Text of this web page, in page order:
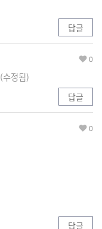
답글
0
(수정됨)
답글
0
답글